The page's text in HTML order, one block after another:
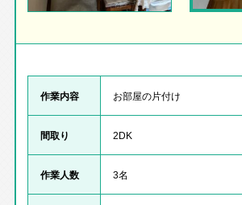
作業内容 お部屋の片付け
間取り 2DK
作業人数 3名